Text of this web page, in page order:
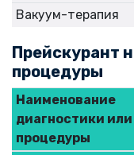
Вакуум-терапия
Прейскурант
процедуры
Наименование
диагностики или
процедуры